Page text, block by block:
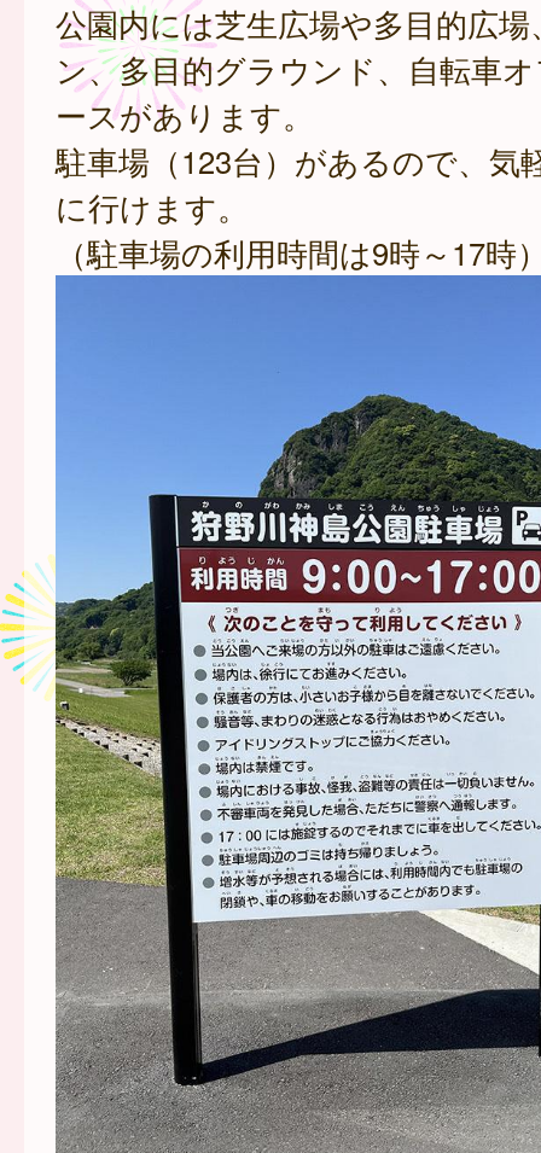
公園内には芝生広場や多目的広
ン、多目的グラウンド、自転車
ースがあります。
駐車場（123台）があるので、気
に行けます。
（駐車場の利用時間は9時～17時